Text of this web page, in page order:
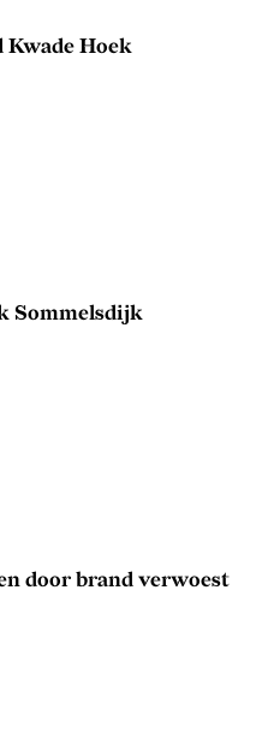
Kwade Hoek
Sommelsdijk
door brand verwoest